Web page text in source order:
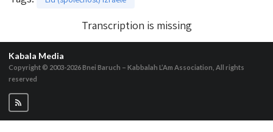
Transcription is missing
Kabala Media
Copyright © 2003-2026Bnei Baruch – Kabbalah L’Am Association, All rights
reserved